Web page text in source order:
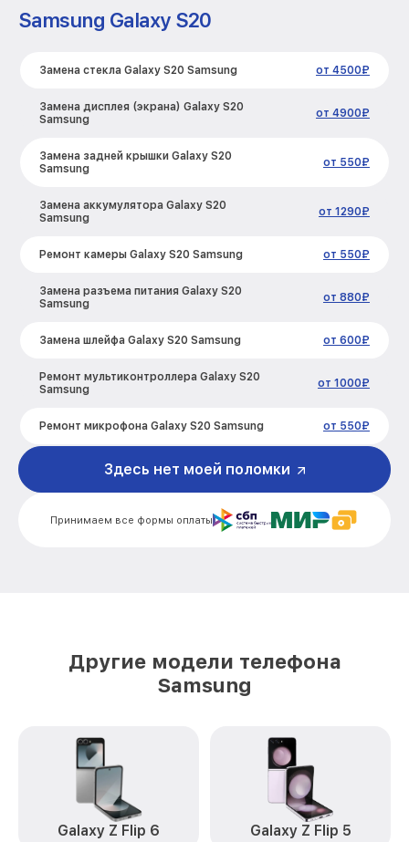
Samsung Galaxy S20
Замена стекла Galaxy S20 Samsung от 4500₽
Замена дисплея (экрана) Galaxy S20
Samsung
от 4900₽
Замена задней крышки Galaxy S20
Samsung
от 550₽
Замена аккумулятора Galaxy S20
Samsung
от 1290₽
Ремонт камеры Galaxy S20 Samsung от 550₽
Замена разъема питания Galaxy S20
Samsung
от 880₽
Замена шлейфа Galaxy S20 Samsung от 600₽
Ремонт мультиконтроллера Galaxy S20
Samsung
от 1000₽
Ремонт микрофона Galaxy S20 Samsung от 550₽
Ремонт корпусных элементов Galaxy
S20 Samsung
Ремонт сим лотка Galaxy S20 Samsung от 600₽
Samsung
Замена корпуса Galaxy S20 Samsung
Samsung
Замена камеры Galaxy S20 Samsung
Замена USB порта Galaxy S20 Samsung от 500₽
Принимаем все формы оплаты
Здесь нет моей поломки
Другие модели телефона
Samsung
Galaxy Z Flip 6 Galaxy Z Flip 5